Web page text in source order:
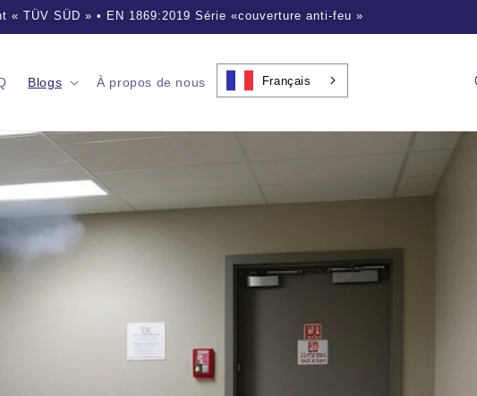
incendie • Reconnues par nos clients dans le monde entier
Blogs À propos de nous Français